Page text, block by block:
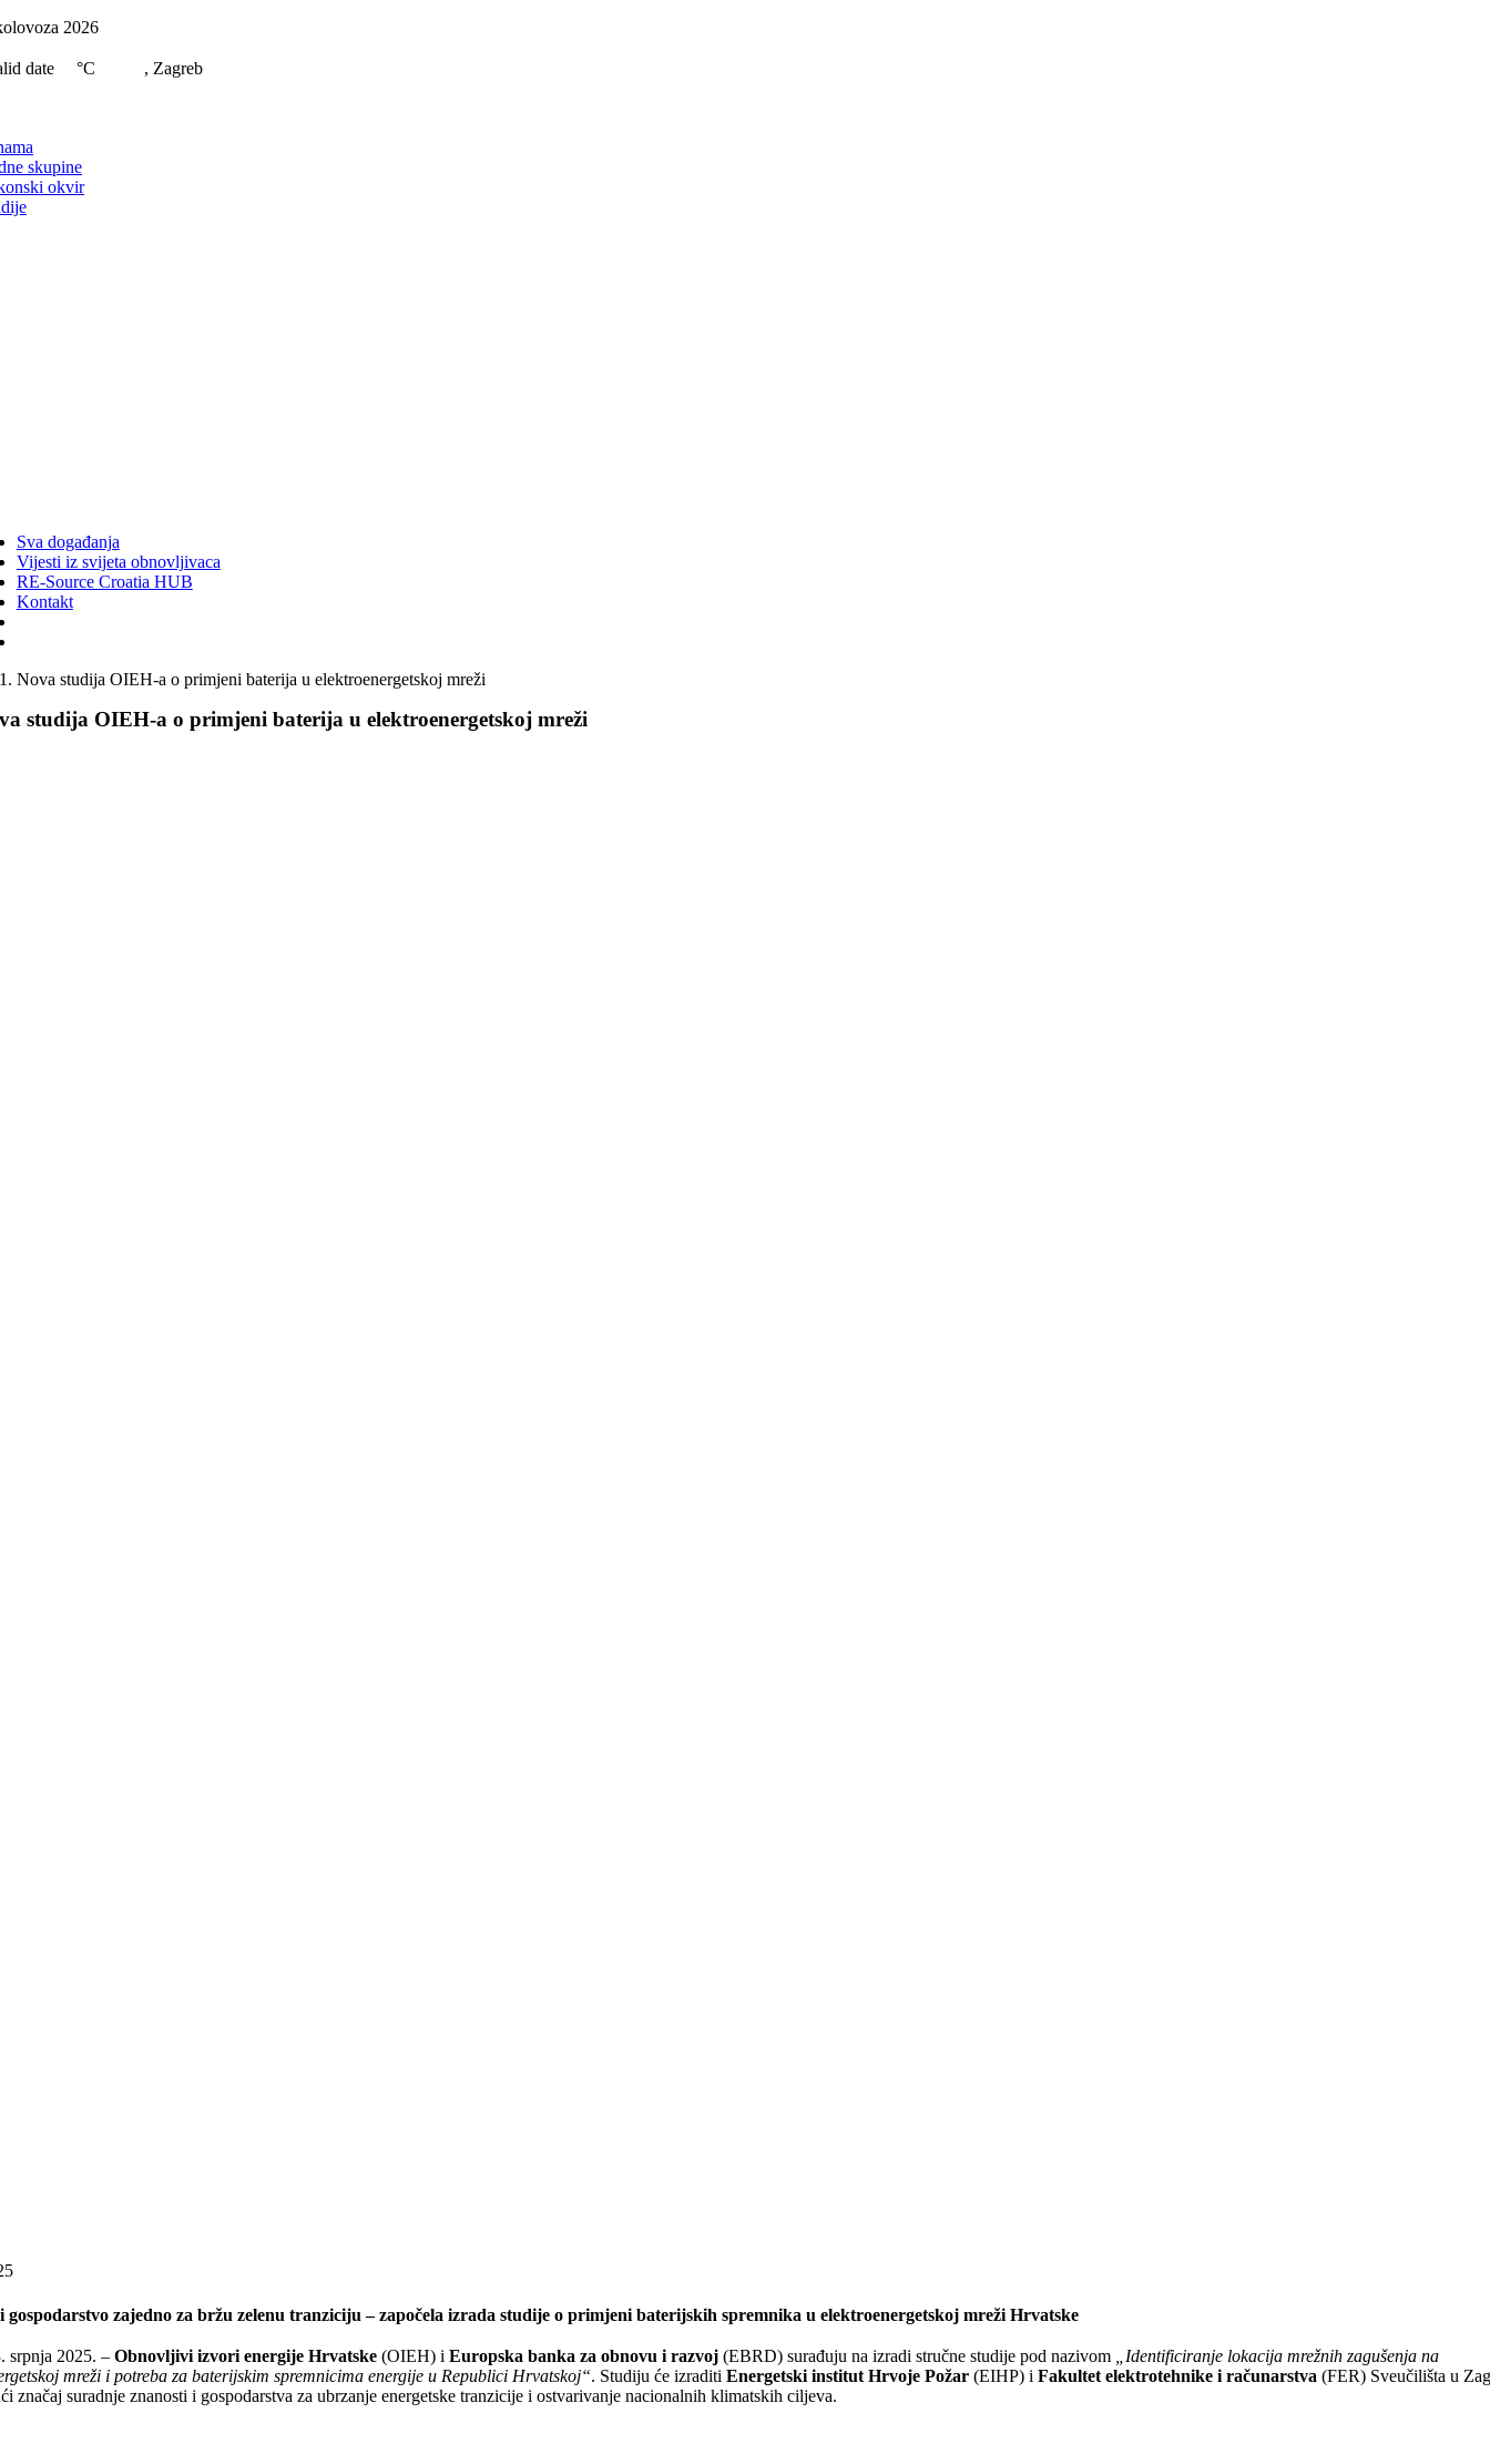
Skip
content
2026
date °C , Zagreb
skupine
okvir
Sva događanja
Vijesti iz svijeta obnovljivaca
RE-Source Croatia HUB
Kontakt
Nova studija OIEH-a o primjeni baterija u elektroenergetskoj mreži
studija OIEH-a o primjeni baterija u elektroenergetskoj mreži
gospodarstvo zajedno za bržu zelenu tranziciju – započela izrada studije o primjeni baterijskih spremnika u elektroenergetskoj mreži Hrvatske
srpnja 2025. – Obnovljivi izvori energije Hrvatske(OIEH) i Europska banka za obnovu i razvoj(EBRD) surađuju na izradi stručne studije pod nazivom „Identificiranje lokacija mrežnih zagušenja na
mreži i potreba za baterijskim spremnicima energije u Republici Hrvatskoj“. Studiju će izraditi Energetski institut Hrvoje Požar (EIHP) i Fakultet elektrotehnike i računarstva (FER) Sveučilišta u
značaj suradnje znanosti i gospodarstva za ubrzanje energetske tranzicije i ostvarivanje nacionalnih klimatskih ciljeva.